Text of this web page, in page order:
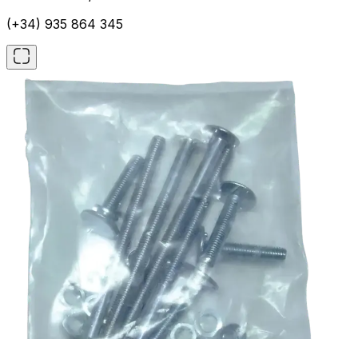
(+34) 935 864 345